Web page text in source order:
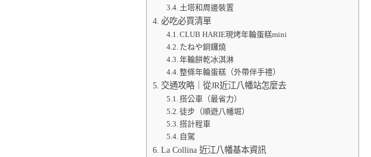
土塔和周邊裝置
必吃必買清單
CLUB HARIE現烤年輪蛋糕mini
たねや銅鑼燒
年輪餅乾冰淇淋
整條年輪蛋糕（外帶伴手禮）
交通攻略｜從JR近江八幡站怎麼去
搭公車（最省力）
徒步（順遊八幡堀）
搭計程車
自駕
La Collina 近江八幡基本資訊